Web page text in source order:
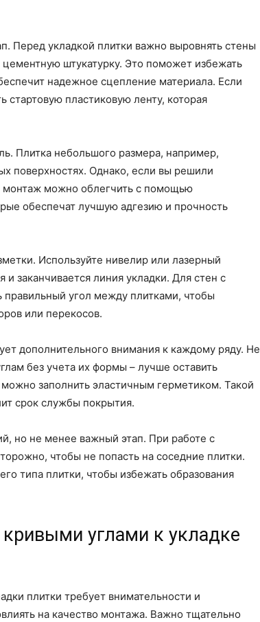
Перед укладкой плитки важно выровнять стены
штукатурку. Это поможет избежать
надежное сцепление материала. Если
пластиковую ленту, которая
Плитка небольшого размера, например,
поверхностях. Однако, если вы решили
монтаж можно облегчить с помощью
обеспечат лучшую адгезию и прочность
Используйте нивелир или лазерный
заканчивается линия укладки. Для стен с
угол между плитками, чтобы
или перекосов.
дополнительного внимания к каждому ряду. Не
без учета их формы – лучше оставить
заполнить эластичным герметиком. Такой
срок службы покрытия.
но не менее важный этап. При работе с
чтобы не попасть на соседние плитки.
типа плитки, чтобы избежать образования
углами к укладке
плитки требует внимательности и
на качество монтажа. Важно тщательно